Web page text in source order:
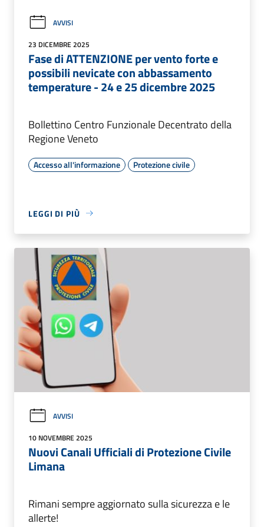
AVVISI
23 DICEMBRE 2025
Fase di ATTENZIONE per vento forte e
possibili nevicate con abbassamento
temperature - 24 e 25 dicembre 2025
Bollettino Centro Funzionale Decentrato della
Regione Veneto
Accesso all'informazione Protezione civile
LEGGI DI PIÙ
AVVISI
10 NOVEMBRE 2025
Nuovi Canali Ufficiali di Protezione Civile
Limana
Rimani sempre aggiornato sulla sicurezza e le
allerte!